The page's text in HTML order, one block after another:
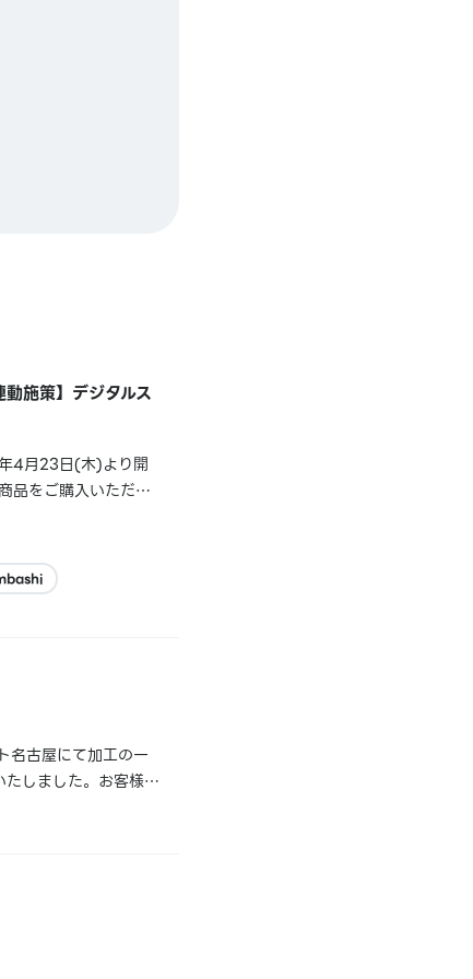
施策】デジタルス
4月23日(木)より開
品をご購入いただい
名古屋にて加工の一
しました。お客様に